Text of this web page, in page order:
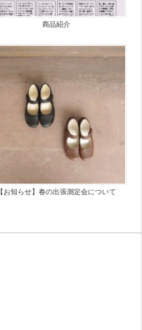
商品紹介
【お知らせ】春の出張測定会について